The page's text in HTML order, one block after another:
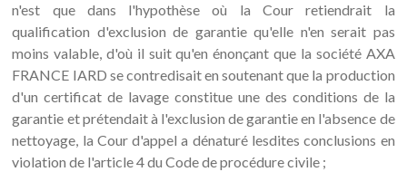
n'est que dans l'hypothèse où la Cour retiendrait la
qualification d'exclusion de garantie qu'elle n'en serait pas
moins valable, d'où il suit qu'en énonçant que la société AXA
FRANCE IARD se contredisait en soutenant que la production
d'un certificat de lavage constitue une des conditions de la
garantie et prétendait à l'exclusion de garantie en l'absence de
nettoyage, la Cour d'appel a dénaturé lesdites conclusions en
violation de l'article 4 du Code de procédure civile ;